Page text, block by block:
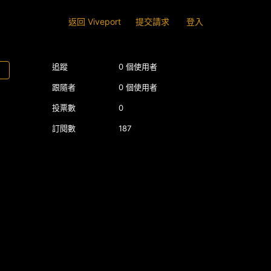
返回 Viveport 提交請求 登入
追蹤 0 個使用者
跟隨者 0 個使用者
投票數 0
訂閱數 187